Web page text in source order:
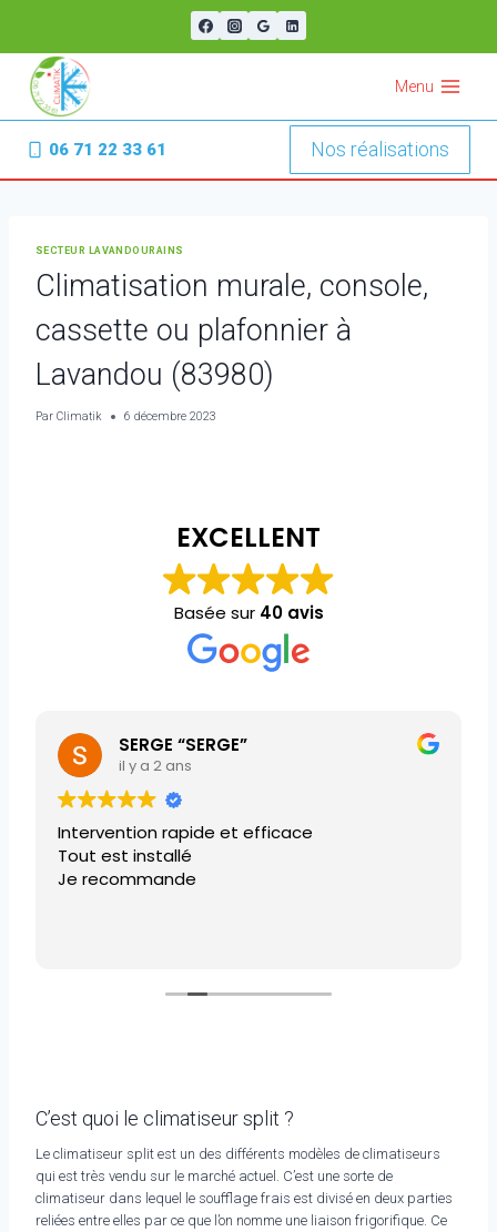
contenu
Menu
06 71 22 33 61 Nos réalisations
SECTEUR LAVANDOURAINS
Climatisation murale, console,
cassette ou plafonnier à
Lavandou (83980)
Par Climatik 6 décembre 2023
EXCELLENT
Basée sur 40 avis
SERGE “SERGE”
il y a 2 ans
Intervention rapide et efficace
Tout est installé
Je recommande
C’est quoi le climatiseur split ?
Le climatiseur split est un des différents modèles de climatiseurs
qui est très vendu sur le marché actuel. C’est une sorte de
climatiseur dans lequel le soufflage frais est divisé en deux parties
reliées entre elles par ce que l’on nomme une liaison frigorifique. Ce